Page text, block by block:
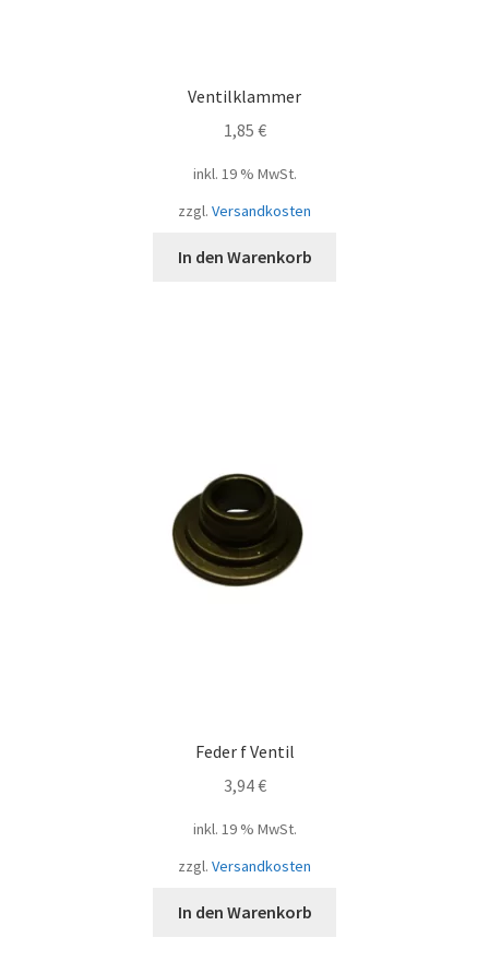
Ventilklammer
1,85 €
inkl. 19 % MwSt.
zzgl. Versandkosten
In den Warenkorb
Feder f Ventil
3,94€
inkl. 19 % MwSt.
zzgl. Versandkosten
In den Warenkorb